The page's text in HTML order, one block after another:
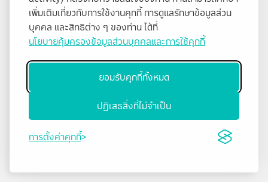
เพิ่มเติมเกี่ยวกับการใช้งานคุกกี้ การดูแลรักษาข้อมูลส่วน
บุคคล และสิทธิต่าง ๆ ของท่าน ได้ที่
นโยบายคุ้มครองข้อมูลส่วนบุคคลและการใช้คุกกี้
ยอมรับคุกกี้ทั้งหมด
ปฏิเสธสิ่งที่ไม่จำเป็น
การตั้งค่าคุกกี้